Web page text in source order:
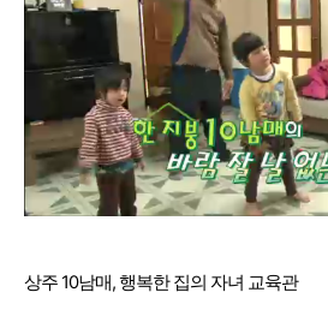
상주 10남매, 행복한 집의 자녀 교육관